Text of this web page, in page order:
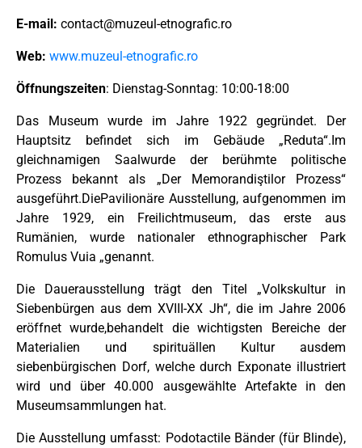
E-mail: contact@muzeul-etnografic.ro
Web: www.muzeul-etnografic.ro
Öffnungszeiten: Dienstag-Sonntag: 10:00-18:00
Das Museum wurde im Jahre 1922 gegründet. Der
Hauptsitz befindet sich im Gebäude „Reduta“.Im
gleichnamigen Saalwurde der berühmte politische
Prozess bekannt als „Der Memorandiştilor Prozess“
ausgeführt.DiePavilionäre Ausstellung, aufgenommen im
Jahre 1929, ein Freilichtmuseum, das erste aus
Rumänien, wurde nationaler ethnographischer Park
Romulus Vuia „genannt.
Die Dauerausstellung trägt den Titel „Volkskultur in
Siebenbürgen aus dem XVIII-XX Jh“, die im Jahre 2006
eröffnet wurde,behandelt die wichtigsten Bereiche der
Materialien und spirituällen Kultur ausdem
siebenbürgischen Dorf, welche durch Exponate illustriert
wird und über 40.000 ausgewählte Artefakte in den
Museumsammlungen hat.
Die Ausstellung umfasst: Podotactile Bänder (für Blinde),